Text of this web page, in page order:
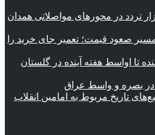
۲ میلیون و ۵۱۷ هزار تردد در محورهای مواصلاتی همدان
صعود قیمت؛ تعمیر جای خرید را
تا اواسط هفته آینده در گلستان
در بصره و واسط عراق
تاریخ مربوط به امامین انقلاب